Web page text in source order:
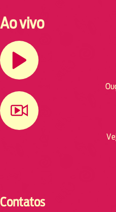
Ao vivo
Contatos